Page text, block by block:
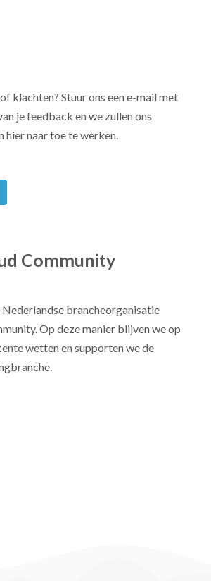
klachten? Stuur ons een e-mail met
je feedback en we zullen ons
hier naar toe te werken.
Community
brancheorganisatie
Op deze manier blijven we op
wetten en supporten we de